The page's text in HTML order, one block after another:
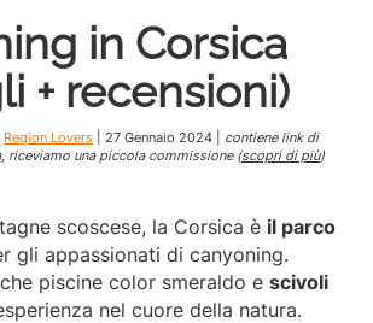
in Corsica
+ recensioni)
Region Lovers 27 Gennaio 2024
contiene link di
riceviamo una piccola commissione (scopri di più)
scoscese, la Corsica è il parco
gli appassionati di canyoning.
piscine color smeraldo e scivoli
nel cuore della natura.